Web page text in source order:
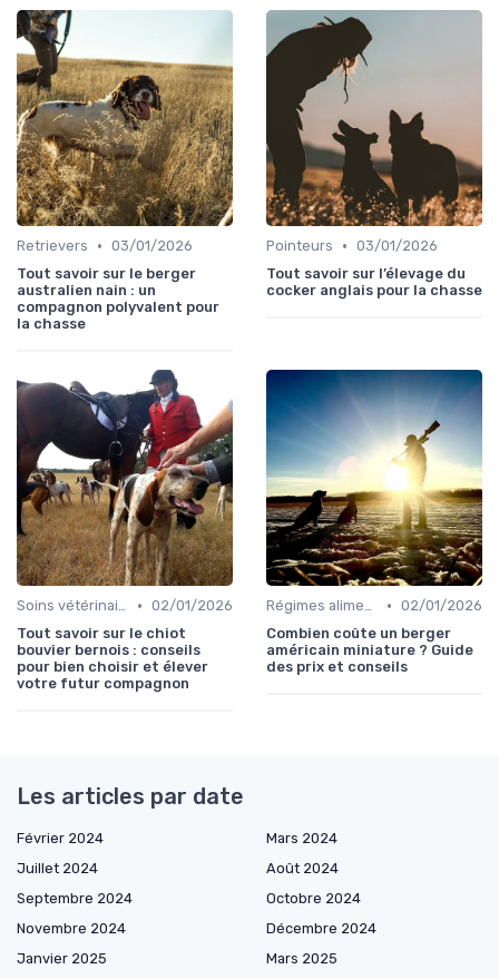
Retrievers • 03/01/2026
Tout savoir sur le berger
australien nain : un
compagnon polyvalent pour
la chasse
Pointeurs • 03/01/2026
Tout savoir sur l’élevage du
cocker anglais pour la chasse
Soins vétérinaires pour chiens de chasse • 02/01/2026
Tout savoir sur le chiot
bouvier bernois : conseils
pour bien choisir et élever
votre futur compagnon
Régimes alimentaires spécifiques • 02/01/2026
Combien coûte un berger
américain miniature ? Guide
des prix et conseils
Les articles par date
Février 2024
Mars 2024
Juillet 2024
Août 2024
Septembre 2024
Octobre 2024
Novembre 2024
Décembre 2024
Janvier 2025
Mars 2025